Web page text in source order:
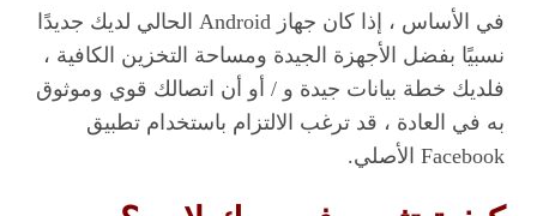
في الأساس ، إذا كان جهاز Android الحالي لديك جديدًا
نسبيًا بفضل الأجهزة الجيدة ومساحة التخزين الكافية ،
فلديك خطة بيانات جيدة و / أو أن اتصالك قوي وموثوق
به في العادة ، قد ترغب الالتزام باستخدام تطبيق
Facebook الأصلي.